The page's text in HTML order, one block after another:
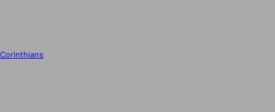
Corinthians